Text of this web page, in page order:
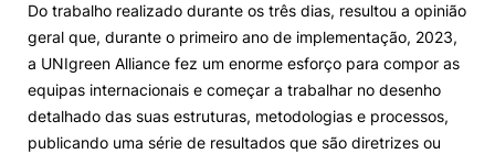
Do trabalho realizado durante os três dias, resultou a opinião
geral que, durante o primeiro ano de implementação, 2023,
a UNIgreen Alliance fez um enorme esforço para compor as
equipas internacionais e começar a trabalhar no desenho
detalhado das suas estruturas, metodologias e processos,
publicando uma série de resultados que são diretrizes ou